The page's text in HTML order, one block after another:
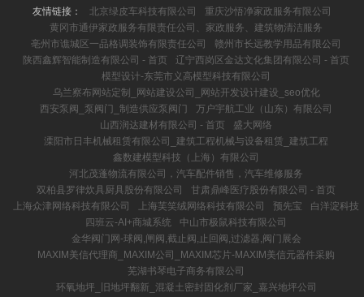
友情链接： 北京绿皮车科技有限公司
重庆沙悟净家政服务有限公司
黄冈市通伊家政服务有限责任公司、家政服务、建筑物清洁服务
亳州市谯城区一品格调装饰有限责任公司
赣州市长远教学用品有限公司
陕西鑫辉智能制造有限公司 - 首页
辽宁西岗区金达文化集团有限公司 - 首页
模型设计-东莞市义高模型科技有限公司
乌兰察布网站定制_网站建设公司_网站开发设计建设_seo优化
西安泵阀_泵阀门_制造供应泵阀门
万户宇航工业（山东）有限公司
山西润达建材有限公司 - 首页
盛大网络
溧阳市日丰机械租赁有限公司_建筑工程机械与设备租赁_建筑工程
鑫数建模型科技（上海）有限公司
河北茂蓬物流有限公司，汽车配件销售，汽车维修服务
双柏县罗律炊具厨具股份有限公司
甘肃鼎峰医疗股份有限公司 - 首页
上海众津网络科技有限公司
上海芙笑绒网络科技有限公司 预先宝
白洋淀科技
四班云-AI+商城系统
中山市极鼠科技有限公司
金华阀门网-球阀,闸阀,截止阀,止回阀,过滤器,阀门展会
MAXIM美信代理商_MAXIM公司_MAXIM芯片-MAXIM美信元器件采购
芜湖书琴电子商务有限公司
环氧地坪_旧地坪翻新_混凝土密封固化剂厂家_嘉兴地坪公司